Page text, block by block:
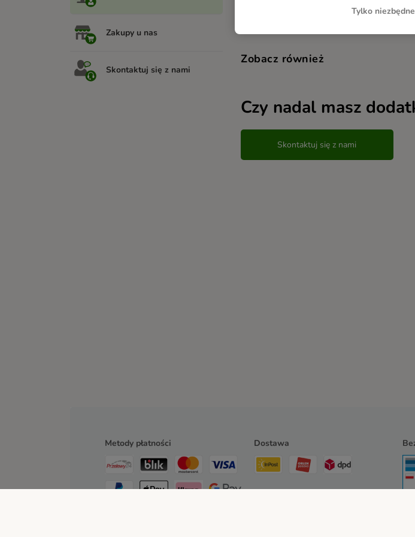
Zakupy u nas
Skontaktuj się z nami
Zobacz również
Czy nadal masz
Skontaktuj się z nami
Metody płatności Dostawa
Tylko